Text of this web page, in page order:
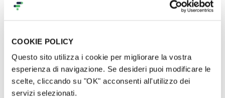
COOKIE POLICY
Questo sito utilizza i cookie per migliorare la vostra
esperienza di navigazione. Se desideri puoi modificare le
scelte, cliccando su "OK" acconsenti all'utilizzo dei
servizi selezionati.
...e mille altre diavolerie tecniche che forse per molti
alla fine rende comprensibile, chiaro e, perché no,
staff abbiamo fatto per portarvi sulla poltrona di un
cinema, o su quella di casa, a conoscere qualcosa di
nuovo, di diverso, a vedere la realtà sotto un’altra